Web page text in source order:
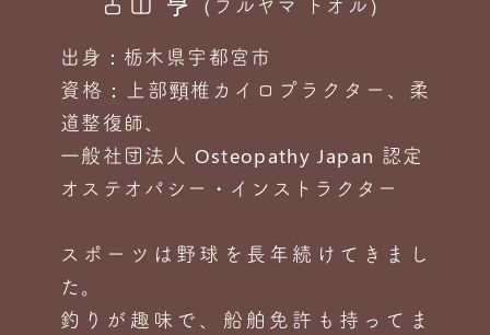
（フルヤマ トオル）
出身：栃木県宇都宮市
資格：上部頸椎カイロプラクター、柔
道整復師、
一般社団法人 Osteopathy Japan 認定
オステオパシー・インストラクター
スポーツは野球を長年続けてきまし
た。
釣りが趣味で、船舶免許も持ってま